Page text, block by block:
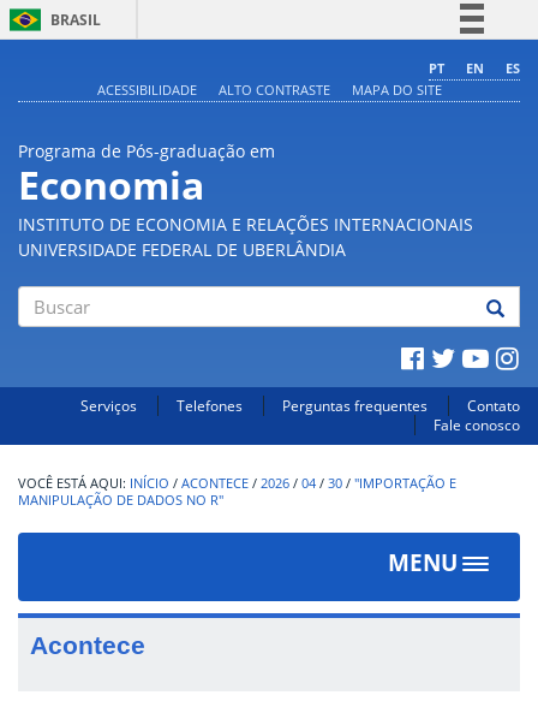
BRASIL
Comunica BR
PT EN
ES
ACESSIBILIDADE
ALTO CONTRASTE MAPA DO SITE
Programa de Pós-graduação em
Economia
INSTITUTO DE ECONOMIA E RELAÇÕES INTERNACIONAIS
UNIVERSIDADE FEDERAL DE UBERLÂNDIA
Serviços Telefones Perguntas frequentes
Contato
Fale conosco
INÍCIO / ACONTECE / 2026 / 04 / 30 / "IMPORTAÇÃO E
MANIPULAÇÃO DE DADOS NO R"
MENU
Toggle
Acontece